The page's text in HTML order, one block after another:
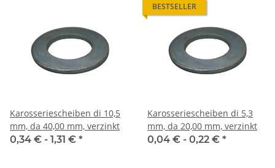
Karosseriescheiben di 10,5
mm, da 40,00 mm, verzinkt
0,34 € - 1,31 € *
BESTSELLER
Karosseriescheiben di 5,3
mm, da 20,00 mm, verzinkt
0,04 € - 0,22 € *